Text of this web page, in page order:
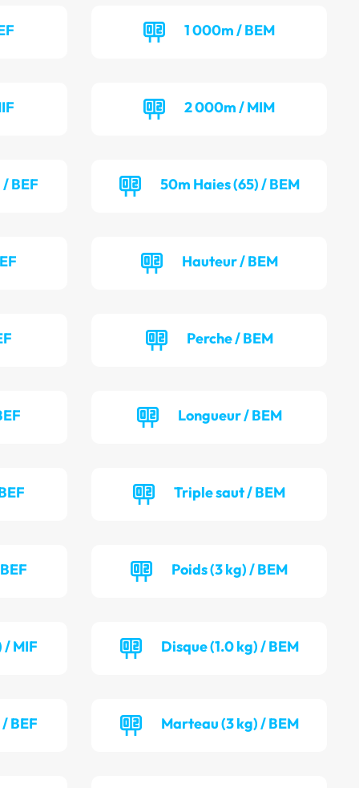
1 000m / BEM
2 000m / MIM
BEF 50m Haies (65) / BEM
Hauteur / BEM
Perche / BEM
Longueur / BEM
Triple saut / BEM
Poids (3 kg) / BEM
/ MIF Disque (1.0 kg) / BEM
BEF Marteau (3 kg) / BEM